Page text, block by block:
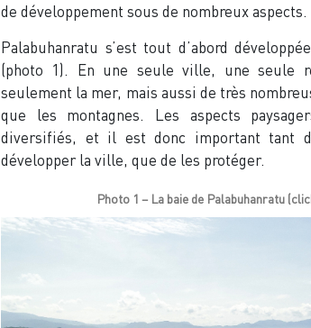
de développement sous de nombreux aspects.
Palabuhanratu s’est tout d’abord
(photo 1). En une seule ville, une seule
seulement la mer, mais aussi de très
que les montagnes. Les aspects
diversifiés, et il est donc important tant
développer la ville, que de les protéger.
Photo 1 – La baie de Palabuhanratu